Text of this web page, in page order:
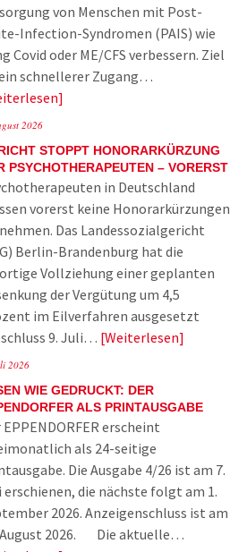
von Menschen mit Post-
Infection-Syndromen (PAIS) wie
Covid oder ME/CFS verbessern. Ziel
schnellerer Zugang…
2026
STOPPT HONORARKÜRZUNG
PSYCHOTHERAPEUTEN – VORERST
in Deutschland
vorerst keine Honorarkürzungen
Das Landessozialgericht
Berlin-Brandenburg hat die
Vollziehung einer geplanten
der Vergütung um 4,5
im Eilverfahren ausgesetzt
9. Juli… Weiterlesen
2026
WIE GEDRUCKT: DER
ALS PRINTAUSGABE
EPPENDORFER erscheint
als 24-seitige
Die Ausgabe 4/26 ist am 7.
erschienen, die nächste folgt am 1.
2026. Anzeigenschluss ist am
August 2026. Die aktuelle…